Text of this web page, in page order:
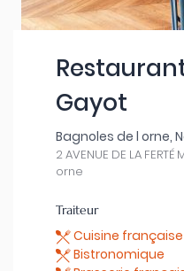
Gayot
Bagnoles de l orne,
2 AVENUE DE LA
orne
Traiteur
Cuisine française
Bistronomique